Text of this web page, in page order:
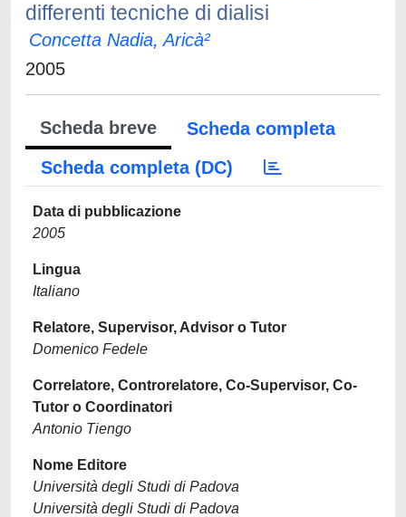
differenti tecniche di dialisi
Concetta Nadia, Aricà²
2005
Scheda breve
Scheda completa
Scheda completa (DC)
Data di pubblicazione
2005
Lingua
Italiano
Relatore, Supervisor, Advisor o Tutor
Domenico Fedele
Correlatore, Controrelatore, Co-Supervisor, Co-
Tutor o Coordinatori
Antonio Tiengo
Nome Editore
Università degli Studi di Padova
Università degli Studi di Padova